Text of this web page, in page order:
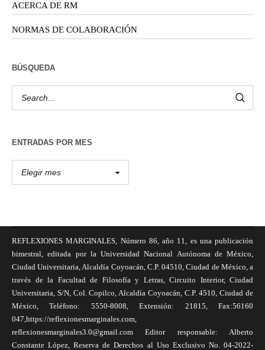
ACERCA DE RM
NORMAS DE COLABORACIÓN
BÚSQUEDA
ENTRADAS POR MES
REFLEXIONES MARGINALES, Número 86, año 11, es una publicación
bimestral, editada por la Universidad Nacional Autónoma de México,
Ciudad Universitaria, Alcaldía Coyoacán, C.P. 04510, Ciudad de México, a
través de la Facultad de Filosofía y Letras, Circuito Interior, Ciudad
Universitaria, S/N, Col. Copilco, Alcaldía Coyoacán, C.P. 4510, Ciudad de
México, Teléfono: 5550-8008, Extensión: 21815, Fax:56160
047,https://reflexionesmarginales.com,
reflexionesmarginales3.0@gmail.com Editor responsable: Alberto
Constante López, Reserva de Derechos al Uso Exclusivo No. 04-2022-